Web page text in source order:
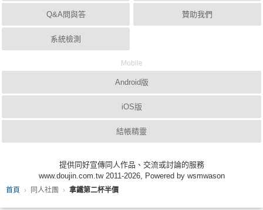
首頁 同人社團 拿鐵第二杯半價
Q&A問與答
系統檢測
贊助我們
Mobile
Android版
iOS版
結帳精靈
提供同好宣傳同人作品、交流或討論的服務
www.doujin.com.tw 2011-2026, Powered by wsmwason